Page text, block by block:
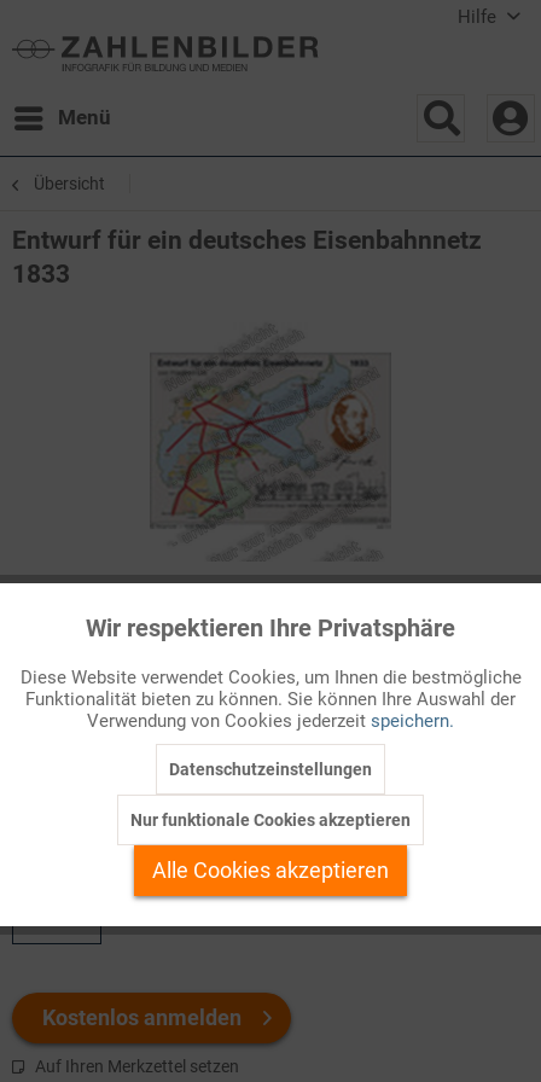
Hilfe
Menü
Übersicht
Entwurf für ein deutsches Eisenbahnnetz
1833
Transportwesen in Deutschland als Hemmschuh der
wirtschaftlichen Entwicklung. Der Bau fester Straßen kam nur
langsam voran. Güter und Personen über längere Strecken zu
befördern war kostspielig...
Welchen Download brauchen Sie?
Kostenlos anmelden
Auf Ihren Merkzettel setzen
Funktionale Aktiv
Marketing Inaktiv
Personalisierung Inaktiv
Service
Wir respektieren Ihre Privatsphäre
Diese Website verwendet Cookies, um Ihnen die bestmögliche
Funktionalität bieten zu können. Sie können Ihre Auswahl der
Verwendung von Cookies jederzeit speichern.
Datenschutzeinstellungen
Nur funktionale Cookies akzeptieren
Alle Cookies akzeptieren